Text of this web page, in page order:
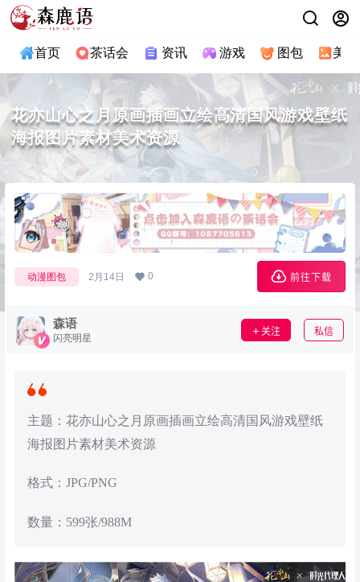
首页 茶话会 资讯 游戏 图包 美图
花亦山心之月原画插画立绘高清国风游戏壁纸
海报图片素材美术资源
动漫图包 2月14日 0 前往下载
森语
闪亮明星
关注 私信
主题：花亦山心之月原画插画立绘高清国风游戏壁纸
海报图片素材美术资源
格式：JPG/PNG
数量：599张/988M